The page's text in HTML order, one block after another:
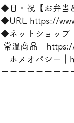
◆日・祝【お弁当
◆URL https://
◆ネットショップ
常温商品｜
ホメオパシー｜
ーーーーーーーー